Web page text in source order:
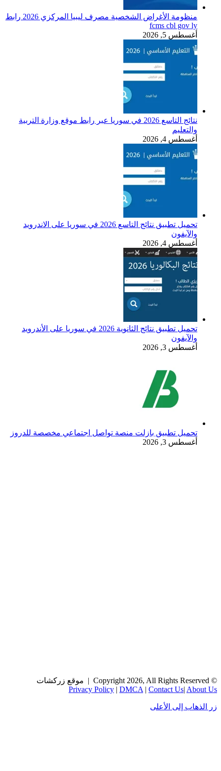
منظومة الأغراض الشخصية مصرف ليبيا المركزي 2026 رابط
fcms cbl gov
5, 2026
نتائج التاسع 2026 في سوريا عبر رابط موقع وزارة التربية
4, 2026
تحميل تطبيق نتائج التاسع 2026 في سوريا على الاندرويد
4, 2026
تحميل تطبيق نتائج الثانوية 2026 في سوريا على الأندرويد
3, 2026
تطبيق بازلت منصة تواصل اجتماعي مخصصة للدروز
3, 2026
Privacy Policy| DMCA| Contact Us |
إلى الأعلى